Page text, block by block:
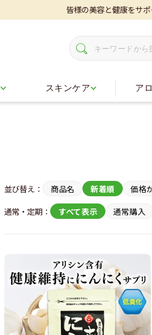
皆様の美容と健康をサポー
スキンケア ア
並び替え： 商品名 新着順 価格
通常・定期： すべて表示 通常購入